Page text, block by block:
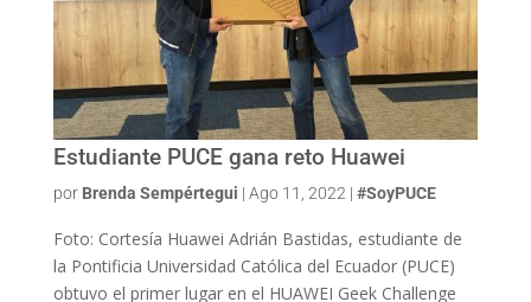
Estudiante PUCE gana reto Huawei
por Brenda Sempértegui | Ago 11, 2022 | #SoyPUCE
Foto: Cortesía Huawei Adrián Bastidas, estudiante de
la Pontificia Universidad Católica del Ecuador (PUCE)
obtuvo el primer lugar en el HUAWEI Geek Challenge